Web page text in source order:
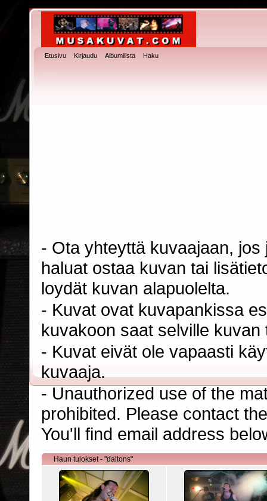
Etusivu Kirjaudu Albumilista Haku
- Ota yhteyttä kuvaajaan,
haluat ostaa kuvan tai
loydät kuvan alapuolelta.
- Kuvat ovat kuvapankissa
kuvakoon saat selville
- Kuvat eivät ole vapaasti
kuvaaja.
- Unauthorized use of the
prohibited. Please contact
You'll find email address
Haun tulokset - "daltons"